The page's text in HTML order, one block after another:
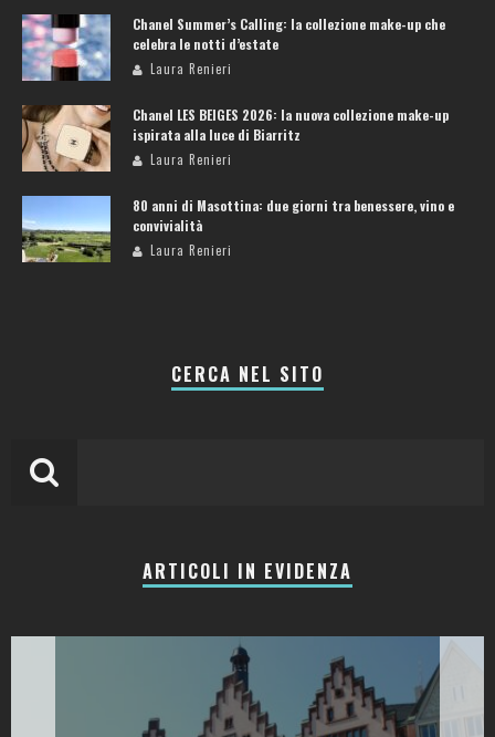
Chanel Summer’s Calling: la collezione make-up che
celebra le notti d’estate
Laura Renieri
Chanel LES BEIGES 2026: la nuova collezione make-up
ispirata alla luce di Biarritz
Laura Renieri
80 anni di Masottina: due giorni tra benessere, vino e
convivialità
Laura Renieri
CERCA NEL SITO
ARTICOLI IN EVIDENZA